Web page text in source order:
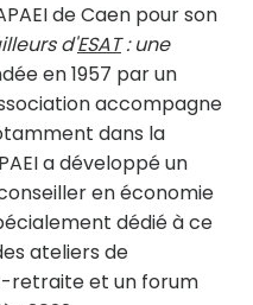
de Caen pour son
d'ESAT: une
en 1957 par un
accompagne
dans la
a développé un
en économie
dédié à ce
ateliers de
retraite et un forum